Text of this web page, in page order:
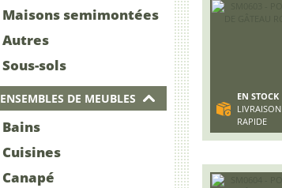
Maisons semimontées
Autres
Sous-sols
ENSEMBLES DE MEUBLES
Bains
Cuisines
Canapé
EN STOCK
LIVRAISON
RAPIDE